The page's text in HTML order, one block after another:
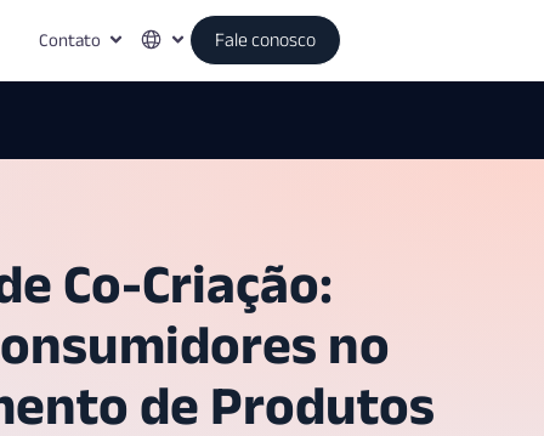
Contato Fale conosco
Co-Criação:
no
de Produtos